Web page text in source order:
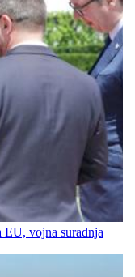
vojna suradnja